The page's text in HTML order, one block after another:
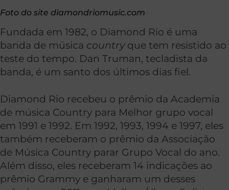
Foto do site diamondriomusic.com
Fundada em 1982, o Diamond Rio é uma
banda de música country que tem resistido ao
teste do tempo. Dan Truman, tecladista da
banda, é um santo dos últimos dias fiel.
Diamond Rio recebeu o prêmio da Academia
de música Country para Melhor grupo vocal
em 1991 e 1992. Em 1992, 1993, 1994 e 1997, eles
também receberam o prêmio da Associação
de Música Country parar Grupo Vocal do ano.
Além disso, eles receberam 14 indicações ao
prêmio Grammy e ganharam um desses